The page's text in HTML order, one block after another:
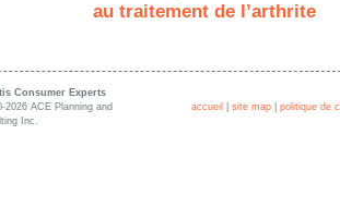
au traitement de l’arthrite
Consumer Experts
2026 ACE Planning and
Inc.
accueil site map politique de